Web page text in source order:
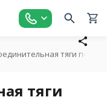
тяги
тяги